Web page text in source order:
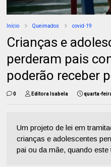
Início Queimados covid-19
Crianças e
perderam pais
poderão receber
0 Editora Isabela quarta-
Um projeto de lei em
crianças e adolescentes
pai ou da mãe, quando este